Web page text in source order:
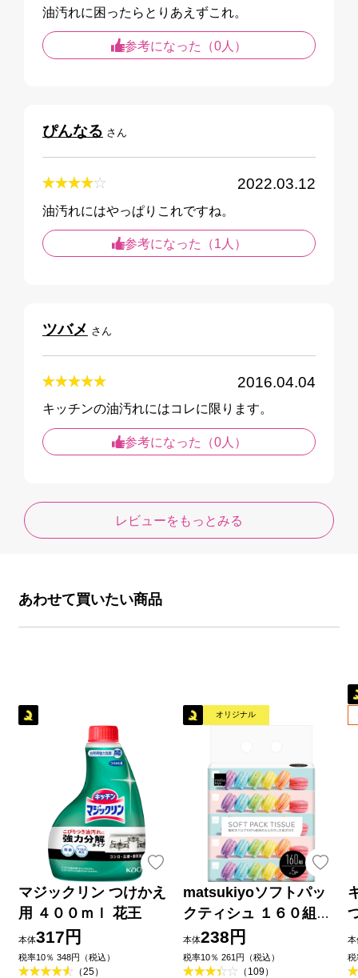
油汚れに困ったらとりあえずこれ。
参考になった（0人）
ぴんなる さん
2022.03.12
油汚れにはやっぱりこれですね。
参考になった（1人）
ツバメ さん
2016.04.04
キッチンの油汚れにはコレに限ります。
参考になった（0人）
レビューをもっとみる
あわせて買いたい商品
マジックリン つけかえ
用 ４００ｍｌ 花王
本体317円
税率10％ 348円（税込）
（25）
オリジナル
matsukiyoソフトパッ
クティシュ １６０組５
個
本体238円
税率10％ 261円（税込）
（109）
本
税